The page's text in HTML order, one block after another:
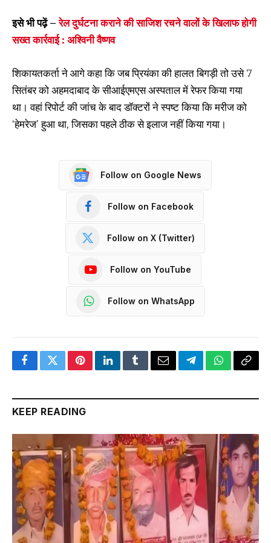
इसे भी पढ़ें –रेल दुर्घटना कराने की साजिश रचने वालों के खिलाफ होगी
सख्त कार्रवाई : अश्विनी वैष्णव
शिकायतकर्ता ने आगे कहा कि जब प्रियंका की हालत बिगड़ी तो उसे 7
सितंबर को अहमदाबाद के सीआईएमएस अस्पताल में रेफर किया गया
था। वहां रिपोर्ट की जांच के बाद डॉक्टरों ने स्पष्ट किया कि मरीज को
‘हेमरेज’ हुआ था, जिसका पहले ठीक से इलाज नहीं किया गया।
Follow on Google News
Follow on Facebook
Follow on X (Twitter)
Follow on YouTube
Follow on WhatsApp
FacebookTwitterPinterestLinkedInTumblrEmailTelegramWhatsApp
Copy
KEEP READING